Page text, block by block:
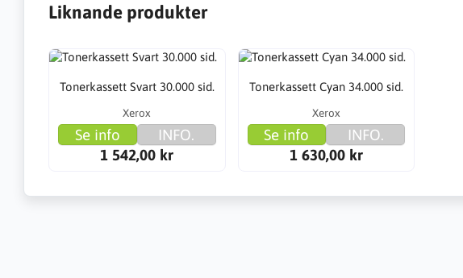
Liknande produkter
Tonerkassett Svart 30.000 sid.
Xerox
Se info
INFO.
1 542,00 kr
Tonerkassett Cyan 34.000 sid.
Xerox
Se info
INFO.
1 630,00 kr